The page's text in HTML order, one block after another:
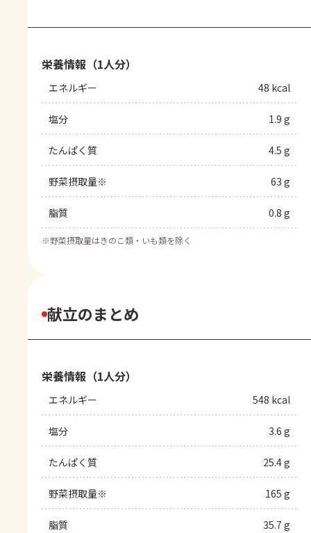
栄養情報（1人分）
エネルギー 48 kcal
塩分 1.9 g
たんぱく質 4.5 g
野菜摂取量※ 63 g
脂質 0.8 g
※野菜摂取量はきのこ類・いも類を除く
献立のまとめ
栄養情報（1人分）
エネルギー 548 kcal
塩分 3.6 g
たんぱく質 25.4 g
野菜摂取量※ 165 g
脂質 35.7 g